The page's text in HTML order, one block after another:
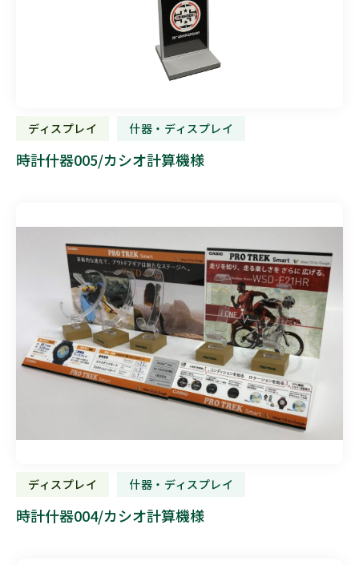
ディスプレイ 什器・ディスプレイ
時計什器005/カシオ計算機様
ディスプレイ 什器・ディスプレイ
時計什器004/カシオ計算機様